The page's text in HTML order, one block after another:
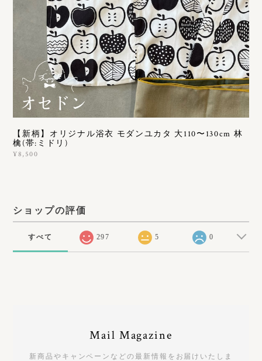
【新柄】オリジナル浴衣 モダンユカタ 大110〜130cm 林
檎(帯:ミドリ)
¥8,500
ショップの評価
すべて 297 5 0
Mail Magazine
新商品やキャンペーンなどの最新情報をお届けいたしま